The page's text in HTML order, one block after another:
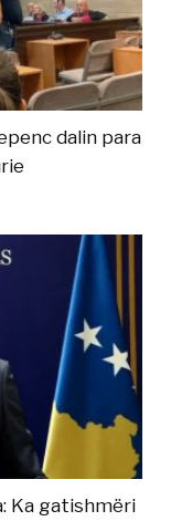
dalin para
Ka gatishmëri